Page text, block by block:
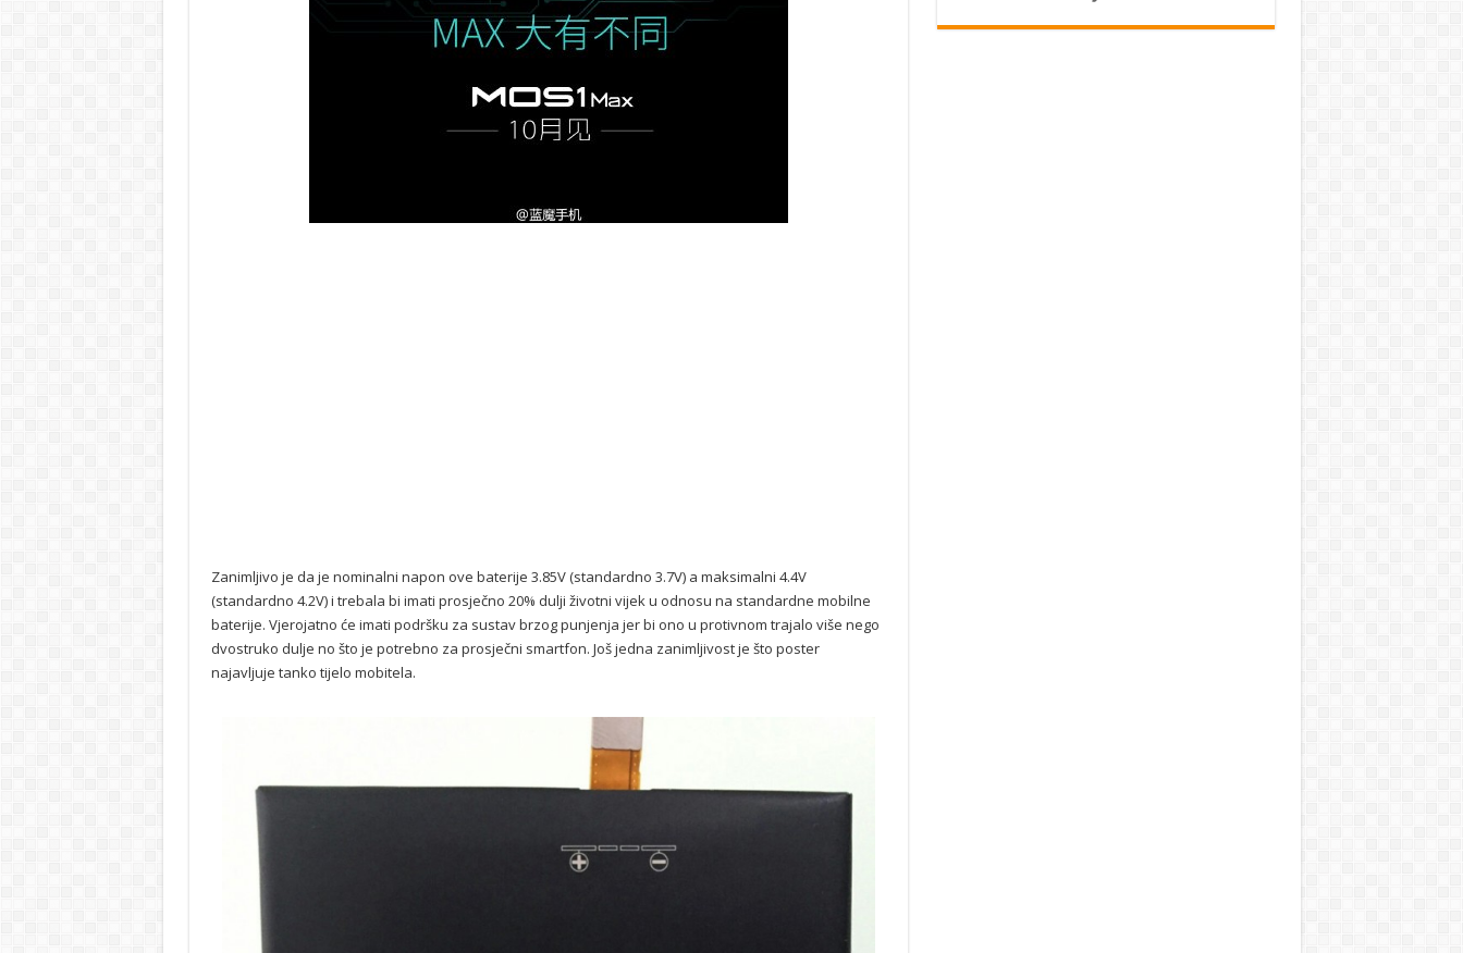
Zanimljivo je da je nominalni napon ove baterije 3.85V (standardno 3.7V) a maksimalni 4.4V
(standardno 4.2V) i trebala bi imati prosječno 20% dulji životni vijek u odnosu na standardne mobilne
baterije. Vjerojatno će imati podršku za sustav brzog punjenja jer bi ono u protivnom trajalo više nego
dvostruko dulje no što je potrebno za prosječni smartfon. Još jedna zanimljivost je što poster
najavljuje tanko tijelo mobitela.